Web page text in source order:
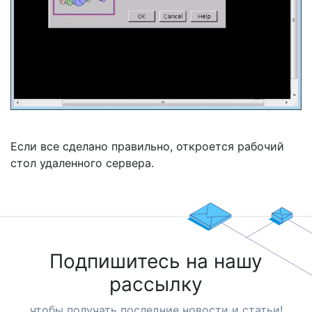
Если все сделано правильно, откроется рабочий
стол удаленного сервера.
Подпишитесь на нашу
рассылку